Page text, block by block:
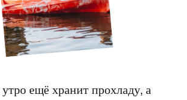
суеты
—
путь,
дарит
утро ещё хранит прохладу, а